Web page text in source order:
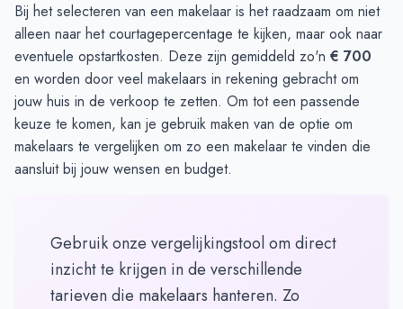
Bij het selecteren van een makelaar is het raadzaam om niet
alleen naar het courtagepercentage te kijken, maar ook naar
eventuele opstartkosten. Deze zijn gemiddeld zo'n € 700
en worden door veel makelaars in rekening gebracht om
jouw huis in de verkoop te zetten. Om tot een passende
keuze te komen, kan je gebruik maken van de optie om
makelaars te vergelijken om zo een makelaar te vinden die
aansluit bij jouw wensen en budget.
Gebruik onze vergelijkingstool om direct
inzicht te krijgen in de verschillende
tarieven die makelaars hanteren. Zo